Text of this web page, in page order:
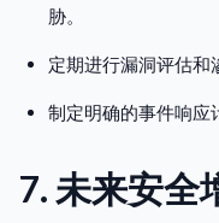
胁。
定期进行漏洞评估和
制定明确的事件响应
7. 未来安全